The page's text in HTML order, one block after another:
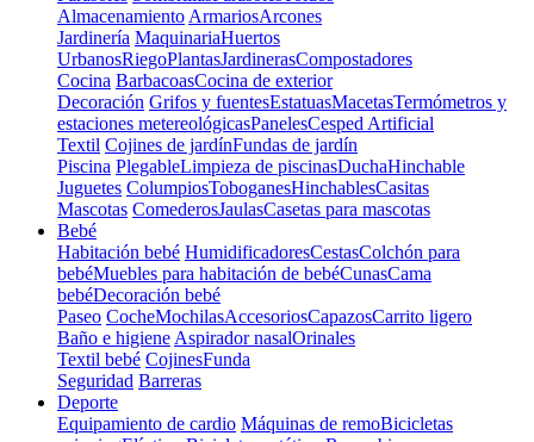
Almacenamiento ArmariosArcones
Jardinería MaquinariaHuertos
UrbanosRiegoPlantasJardinerasCompostadores
Cocina BarbacoasCocina de exterior
Decoración Grifos y fuentesEstatuasMacetasTermómetros y
estaciones metereológicasPanelesCesped Artificial
Textil Cojines de jardínFundas de jardín
Piscina PlegableLimpieza de piscinasDuchaHinchable
Juguetes ColumpiosToboganesHinchablesCasitas
Mascotas ComederosJaulasCasetas para mascotas
Bebé
Habitación bebé HumidificadoresCestasColchón para
bebéMuebles para habitación de bebéCunasCama
bebéDecoración bebé
Paseo CocheMochilasAccesoriosCapazosCarrito ligero
Baño e higiene Aspirador nasalOrinales
Textil bebé CojinesFunda
Seguridad Barreras
Deporte
Equipamiento de cardio Máquinas de remoBicicletas